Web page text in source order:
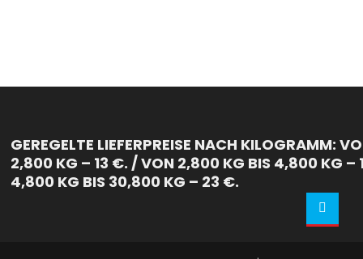
GEREGELTE LIEFERPREISE NACH KILOGRAMM:
2,800 KG – 13 €. / VON 2,800 KG BIS 4,800 KG –
4,800 KG BIS 30,800 KG – 23 €.